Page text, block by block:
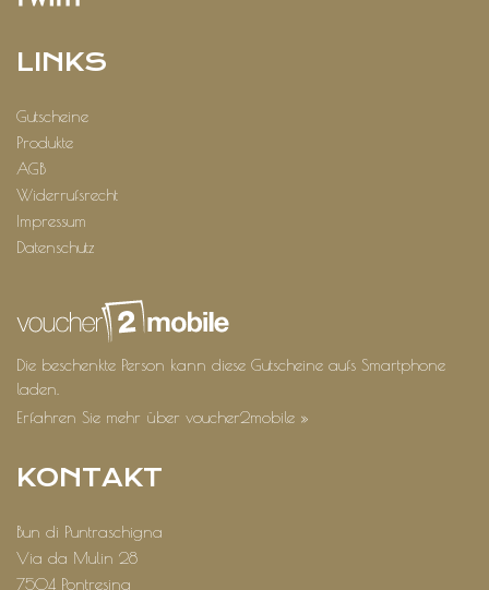
LINKS
Gutscheine
Produkte
AGB
Widerrufsrecht
Impressum
Datenschutz
Die beschenkte Person kann diese Gutscheine aufs Smartphone
laden.
Erfahren Sie mehr über voucher2mobile »
KONTAKT
Bun di Puntraschigna
Via da Mulin 28
7504 Pontresina